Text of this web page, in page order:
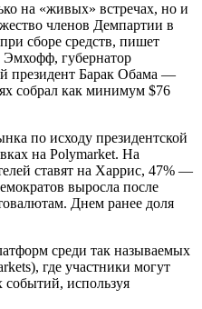
на «живых» встречах, но и
членов Демпартии в
сборе средств, пишет
губернатор
Барак Обама —
собрал как минимум $76
по исходу президентской
на Polymarket. На
ставят на Харрис, 47% —
выросла после
Днем ранее доля
среди так называемых
где участники могут
событий, используя